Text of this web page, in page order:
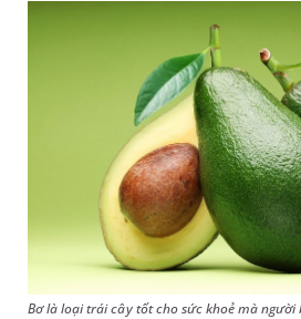
Bơ là loại trái cây tốt cho sức khoẻ mà người